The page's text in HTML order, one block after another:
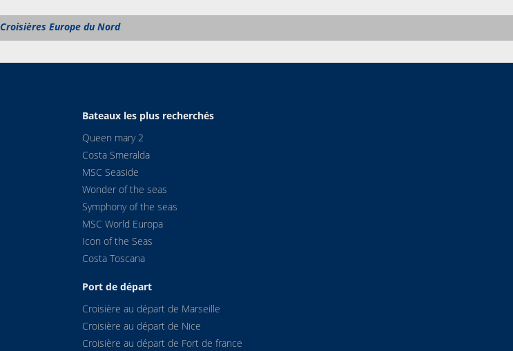
Croisières Europe du Nord
Bateaux les plus recherchés
Queen mary 2
Costa Smeralda
MSC Seaside
Wonder of the seas
Symphony of the seas
MSC World Europa
Icon of the Seas
Costa Toscana
Port de départ
Croisière au départ de Marseille
Croisière au départ de Nice
Croisière au départ de Fort de france